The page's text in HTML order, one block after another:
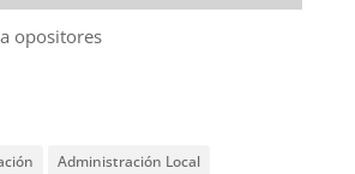
opositores
Administración Local